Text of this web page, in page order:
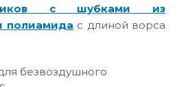
с шубками из
полиамида с длиной ворса
безвоздушного